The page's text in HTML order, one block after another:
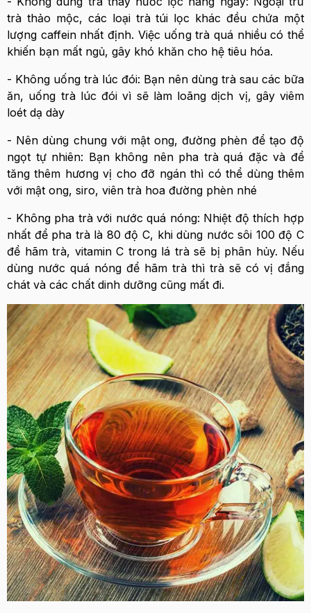
trà thảo mộc, các loại trà túi lọc khác đều chứa một
lượng caffein nhất định. Việc uống trà quá nhiều có thể
khiến bạn mất ngủ, gây khó khăn cho hệ tiêu hóa.
- Không uống trà lúc đói: Bạn nên dùng trà sau các bữa
ăn, uống trà lúc đói vì sẽ làm loãng dịch vị, gây viêm
loét dạ dày
- Nên dùng chung với mật ong, đường phèn để tạo độ
ngọt tự nhiên: Bạn không nên pha trà quá đặc và để
tăng thêm hương vị cho đỡ ngán thì có thể dùng thêm
với mật ong, siro, viên trà hoa đường phèn nhé
- Không pha trà với nước quá nóng: Nhiệt độ thích hợp
nhất để pha trà là 80 độ C, khi dùng nước sôi 100 độ C
để hãm trà, vitamin C trong lá trà sẽ bị phân hủy. Nếu
dùng nước quá nóng để hãm trà thì trà sẽ có vị đắng
chát và các chất dinh dưỡng cũng mất đi.